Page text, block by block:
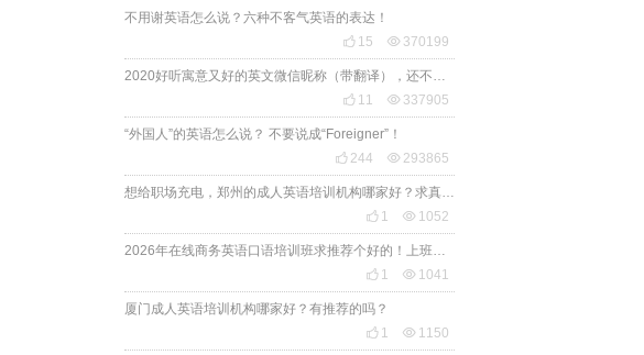
不用谢英语怎么说？六种不客气英语的表达！
 15  370199
 11  337905
“外国人”的英语怎么说？ 不要说成“Foreigner”！
 244  293865
 1  1052
 1  1041
厦门成人英语培训机构哪家好？有推荐的吗？
 1  1150